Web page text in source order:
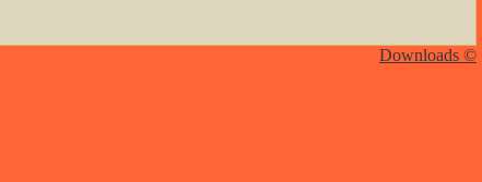
Downloads ©